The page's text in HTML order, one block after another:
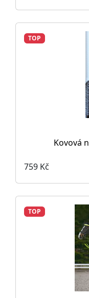
TOP
Kovová
759 Kč
TOP